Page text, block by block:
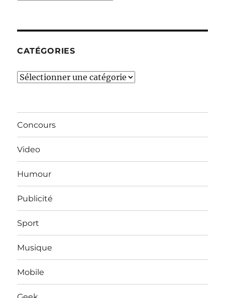
CATÉGORIES
Catégories
Concours
Video
Humour
Publicité
Sport
Musique
Mobile